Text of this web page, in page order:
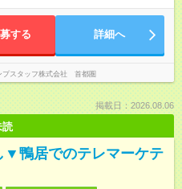
する 詳細へ
プスタッフ株式会社 首都圏
掲載日：2026.08.06
読
▼鴨居でのテレマーケテ